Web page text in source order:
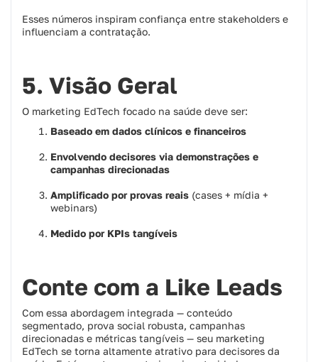
Esses números inspiram confiança entre stakeholders e
influenciam a contratação.
5. Visão Geral
O marketing EdTech focado na saúde deve ser:
Baseado em dados clínicos e financeiros
Envolvendo decisores via demonstrações e
campanhas direcionadas
Amplificado por provas reais (cases + mídia +
webinars)
Medido por KPIs tangíveis
Conte com a Like Leads
Com essa abordagem integrada — conteúdo
segmentado, prova social robusta, campanhas
direcionadas e métricas tangíveis — seu marketing
EdTech se torna altamente atrativo para decisores da